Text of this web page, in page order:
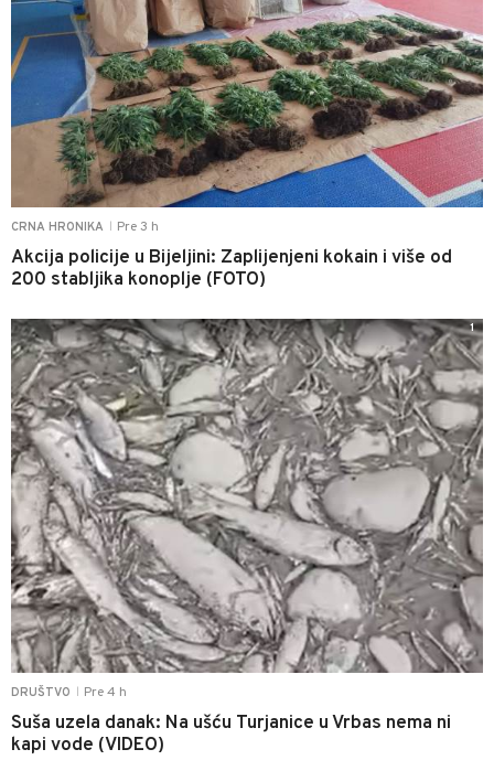
CRNA HRONIKA Pre 3 h
Akcija policije u Bijeljini: Zaplijenjeni kokain i više od
200 stabljika konoplje (FOTO)
DRUŠTVO Pre 4 h
Suša uzela danak: Na ušću Turjanice u Vrbas nema ni
kapi vode (VIDEO)
1